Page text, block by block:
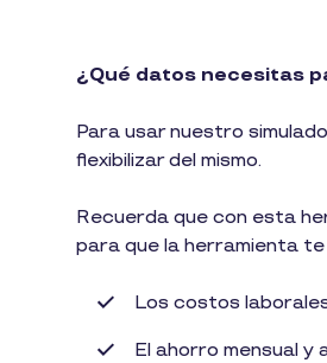
¿Qué datos necesitas
Para usar nuestro
flexibilizar del mismo.
Recuerda que con esta
para que la herramienta
Los costos
El ahorro mensual y